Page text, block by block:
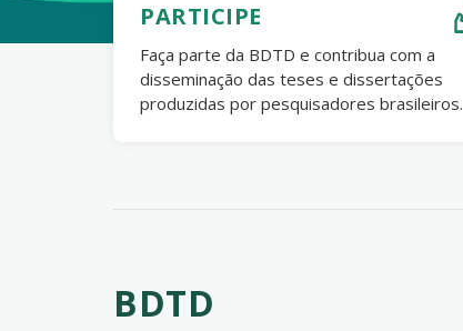
PARTICIPE
Faça parte da BDTD e contribua com a
disseminação das teses e dissertações
produzidas por pesquisadores brasileiros.
BDTD